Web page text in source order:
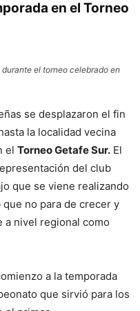
en el Torneo
el torneo celebrado en
se desplazaron el fin
la localidad vecina
el Torneo Getafe Sur. El
del club
que se viene realizando
no para de crecer y
nivel regional como
a la temporada
que sirvió para los